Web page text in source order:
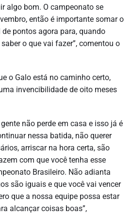
algo bom. O campeonato se
então é importante somar o
pontos agora para, quando
o que vai fazer”, comentou o
o Galo está no caminho certo,
invencibilidade de oito meses
não perde em casa e isso já é
nessa batida, não querer
arriscar na hora certa, são
com que você tenha esse
Brasileiro. Não adianta
são iguais e que você vai vencer
que a nossa equipe possa estar
alcançar coisas boas”,